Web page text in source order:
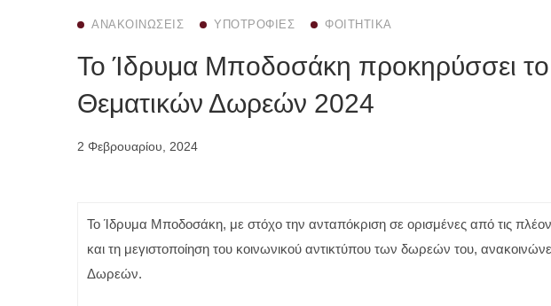
ΑΝΑΚΟΙΝΏΣΕΙΣ ΥΠΟΤΡΟΦΊΕΣ ΦΟΙΤΗΤΙΚΆ
Το Ίδρυμα Μποδοσάκη προκηρύσσει
Θεματικών Δωρεών 2024
2 Φεβρουαρίου, 2024
Το Ίδρυμα Μποδοσάκη, με στόχο την ανταπόκριση σε ορισμένες από τις πλέον
και τη μεγιστοποίηση του κοινωνικού αντικτύπου των δωρεών του,
Δωρεών.